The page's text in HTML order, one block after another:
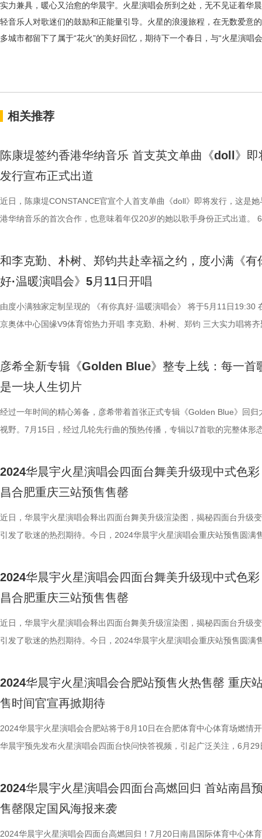
实力兼具，暖心又治愈的华晨宇。火星演唱会所到之处，无不见证着华
轻音乐人对歌迷们的鼓励和正能量引导。火星的浪漫旅程，在无数爱意
多城市都留下了属于“花火”的美好回忆，期待下一个春日，与“火星演唱
相关推荐
陈康堤签约香港华纳音乐 首支英文单曲《doll》即
发行宣布正式出道
近日，陈康堤CONSTANCE官宣个人首支单曲《doll》即将发行，这是她
港华纳音乐的首次合作，也意味着年仅20岁的她以歌手身份正式出道。
乐共同发布其首支英文歌曲《doll》的录音室片段。这首歌由她与年轻且
名。造型照由香港摄影师Issac Lam 林俊彦操刀，Issac表示陈康堤
CONSTANCE虽然是第一次面对造型拍摄，在拍摄开始时可能有点紧张
便驾轻就熟，完全不像是第一次拍摄的感觉。 陈康堤CONSTANCE表
作了这首歌曲，用《doll》作为比喻，描绘出如同被操控的洋娃娃般被操
和李克勤、朴树、郑钧共赴幸福之约，度小满《有
好·温暖演唱会》5月11日开唱
由度小满独家定制呈现的 《有你真好·温暖演唱会》 将于5月11日19:30
京奥体中心国缘V9体育馆热力开唱 李克勤、朴树、郑钧 三大实力唱将齐
提前锁定开票信息 5月2日19:00 大麦网正式预售 音乐已备好，舞台已就
从《红日》到《月半小夜曲》 李克勤的歌声 陪伴了无数人的重要时刻
到成熟 谁的青春里没有几首Hacken的歌？ 出道40年 他把每段起伏 都融
音符里 那些旋律，温暖、坚定 像一封封写给成长的情书 朴树 | 温柔而坚
与我们双向奔赴 我们为什么需要朴树？ 因为在他身上 看到了坦荡面对
岁月 郑钧 | 在自由的风里，唱自己的名字 听郑钧 就像在城市霓虹中疾驰
歌里 有热血、有孤独，也有面对世界时的无畏 人一辈子总要听一首郑钧
躁动的摇滚 如今多了沉淀后的力量。 他唱过远方 也唱过自己 在音乐的
日宠粉活动 · 惊喜福利不断， 扫描下面二维码 免费门票及多重好礼限免
得滚烫又温柔 度小满温暖演唱会 邀请“你”和你的TA一起来 最好的合唱
在身旁 当荧光棒汇成海洋，当声浪掀起过往 度小满7周年「有你真好」
期待在现场听到哪一首金曲？ 快来评论区告诉我们！
彦希全新专辑《Golden Blue》整专上线：每一首
是一块人生切片
经过一年时间的精心筹备，彦希带着首张正式专辑《Golden Blue》回归
视野。7月15日，经过几轮先行曲的预热传播，专辑以7首歌的完整体形
我的剖析与表达，借此契机，彦希与知名自媒体博主蚊叽叽针对专辑创
为我五行缺金缺水。”被问及专辑名的含义和由来，彦希给出了一个让人
意料的答案。起初彦希与工作人员一直在起各种名字，但始终没有找到
一致通过的那个。“既然这样，那就缺什么补什么”，彦希做了一个看似“
念却与之相反，彦希对此有着明确的构思与方向。 专辑中
事。《万一关灯》是彦希特别喜欢的一首，起初收歌时，喜欢r&b的他听
遍就拍板“必须要”。究其原因，彦希说自己也曾有过一段特别压抑的时间
做的事情找不到解法，而《万一关灯》的旋律特别贴合“一个人”“颓废的”
那份情绪。整张专辑中还有一首很特别的歌曲，就是彦希写给已故奶奶的
后来在海外训练无法回家，八十岁高龄的奶奶曾飞到海外去看彦希。此
将音乐作为载体记录下他的思念，也给这张专辑增加了一份厚度和
在音乐影像的表达上，彦希将对“议题”的思考加入其中，放大歌
达对世界规则的思考，《Hands Up》演绎热血少年面对霸凌的救人与自
辑中，彦希不仅邀请了知名音乐人共同创作，本人也在多首歌中参与作
达了他对生活、对梦想、对情感的理解与感悟。 乐评人陈
2024华晨宇火星演唱会四面台舞美升级现中式色
昌合肥重庆三站预售售罄
近日，华晨宇火星演唱会释出四面台舞美升级渲染图，揭秘四面台升级
引发了歌迷的热烈期待。今日，2024华晨宇火星演唱会重庆站预售圆满
观演手册》，带来夏日观演降温小妙招，烈日杲杲，四面台即将降临山
观演手册 火星演唱会一直以来热度爆棚，南昌站、合肥站、重庆站巡演
起就赢得歌迷的广泛关注和期待。上周合肥站预售售罄，火爆非常，后
步宣布了重庆站预售时间。今日，重庆站正式开启预售，歌迷热情依旧
情释放。 在重庆站预售售罄后官方发布了《暑期清凉观演手册》，手册
观演温馨提示，指引歌迷一起解锁观演新姿势，清凉“回家”，尽享音乐盛
四面台舞美升级 中国色彰显文化自信 华晨宇火星演唱会四面台舞美设计
升级，近日释出四面台舞美升级渲染图，曝光了更多新颖的舞美设计概
新增了升降的“珠帘屏”，透明影像如同空中的晶体一般，如梦似幻，一经
传统色彩和现代审美在一张图中呈现，也印证了华晨宇及其舞美设计团
面台概念设计上的坚守，致力于演唱会舞台上独特东方科幻美学的呈现
2024华晨宇火星演唱会四面台舞美升级现中式色
昌合肥重庆三站预售售罄
近日，华晨宇火星演唱会释出四面台舞美升级渲染图，揭秘四面台升级
引发了歌迷的热烈期待。今日，2024华晨宇火星演唱会重庆站预售圆满
观演手册》，带来夏日观演降温小妙招，烈日杲杲，四面台即将降临山
凉观演手册 火星演唱会一直以来热度爆棚，南昌站、合肥站、重庆站巡
宣起就赢得歌迷的广泛关注和期待。上周合肥站预售售罄，火爆非常，
同步宣布了重庆站预售时间。今日，重庆站正式开启预售，歌迷热情依
尽情释放。 在重庆站预售售罄后官方发布了《暑期清凉观演手册》，手
凉观演温馨提示，指引歌迷一起解锁观演新姿势，清凉“回家”，尽享音乐
宴。 四面台舞美升级 中国色彰显文化自信 华晨宇火星演唱会四面台舞
2024华晨宇火星演唱会合肥站预售火热售罄 重庆
售时间官宣再掀期待
2024华晨宇火星演唱会合肥站将于8月10日在合肥体育中心体育场燃情
华晨宇预先发布火星演唱会四面台快问快答视频，引起广泛关注，6月29
火爆十足，重庆站预售时间也正式官宣，将在7月6日14:07开启预售。赤
新面貌 此前，火星演唱会南昌站预售售罄时，同步官宣了合肥站预售时
火星演唱会官宣四面台回归以来，热度涨而不熄，合肥站迅速售罄再度
2024华晨宇火星演唱会四面台高燃回归 首站南昌
售罄限定国风海报来袭
2024华晨宇火星演唱会四面台高燃回归！7月20日南昌国际体育中心体